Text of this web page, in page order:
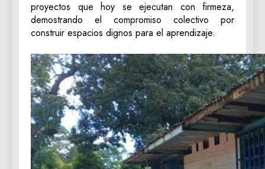
proyectos que hoy se ejecutan con firmeza,
demostrando el compromiso colectivo por
construir espacios dignos para el aprendizaje.